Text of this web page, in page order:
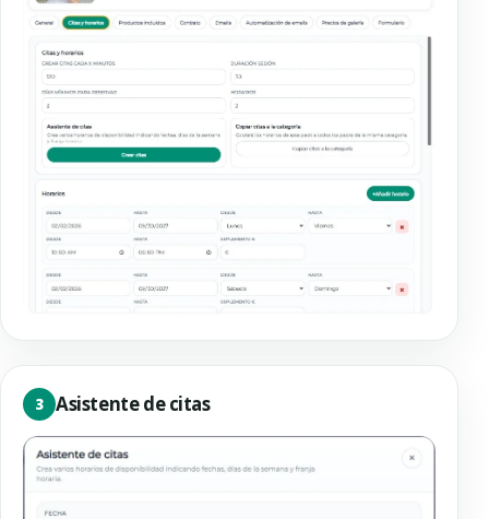
3 Asistente de citas